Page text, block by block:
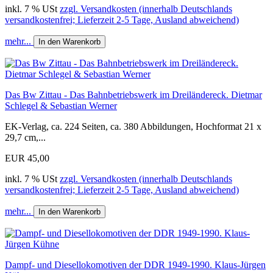
inkl. 7 % USt zzgl. Versandkosten (innerhalb Deutschlands
versandkostenfrei; Lieferzeit 2-5 Tage, Ausland abweichend)
mehr... In den Warenkorb
Das Bw Zittau - Das Bahnbetriebswerk im Dreiländereck. Dietmar
Schlegel & Sebastian Werner
EK-Verlag, ca. 224 Seiten, ca. 380 Abbildungen, Hochformat 21 x
29,7 cm,...
EUR 45,00
inkl. 7 % USt zzgl. Versandkosten (innerhalb Deutschlands
versandkostenfrei; Lieferzeit 2-5 Tage, Ausland abweichend)
mehr... In den Warenkorb
Dampf- und Diesellokomotiven der DDR 1949-1990. Klaus-Jürgen